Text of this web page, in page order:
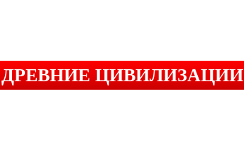
ДРЕВНИЕ ЦИВИЛИЗАЦИИ